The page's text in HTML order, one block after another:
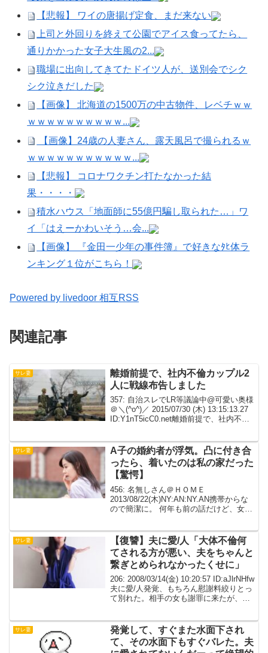
【悲報】 ワイの唐揚げ定食、まだ来ない
上司と外回りを終えて公園でアイス食ってたら、
通りかかった女子大生風の2...
職場に出向してきてたドイツ人が、送別会でシク
シク泣きだした
【画像】 北海道の1500万の中古物件、レベチｗｗ
ｗｗｗｗｗｗｗｗｗｗ...
【画像】24歳の人妻さん、露天風呂で撮られるｗ
ｗｗｗｗｗｗｗｗｗｗｗ...
【悲報】 コロナワクチン打たなかった結
果・・・・
積水ハウス「地面師に55億円騙し取られた…」ワ
イ「はえーかわいそう…会...
【画像】 『金田一少年の事件簿』で好きなﾀﾋ体ラ
ンキング１位がこちら！
Powered by livedoor 相互RSS
関連記事
サレ妻
離婚前提で、社内不倫カップル2
人に戦線布告しました
357: 自治スレでLR等議論中@可愛い奥様
＠＼(^o^)／ 2015/07/30 (木) 13:15:13.27
ID:Y1nT5icC0.net離婚前提で、社内不倫
サレ妻
A子の婚約者が浮気。凸に付き合
ったら、着いたのは私の家だった
【驚愕】
456: 名無しさん＠ＨＯＭＥ
2013/08/22(木)NY:AN:NY.AN携帯からな
ので簡潔に。 何年も前の話だけど、女友
後、浮気というか実はＡ彼氏は既婚者だ
っ...
サレ妻
【復讐】夫に愛/人「大体不倫何
てされる方が悪い、夫をちゃんと
繋ぎとめられなかったくせに」
206: 2008/03/14(金) 10:20:57 ID:aJlrNHfw
夫に愛/人発覚、もちろん慰謝料絞りとっ
て別れた。相手の女も謝罪に来たが、謝
きになって言い返...
サレ妻
発覚して、すぐまた水面下され
て、その水面下もすぐバレた。夫